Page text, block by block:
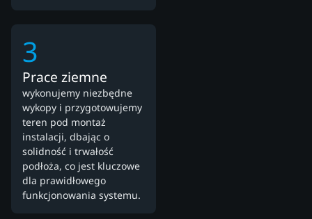
3
Prace ziemne
wykonujemy niezbędne
wykopy i przygotowujemy
teren pod montaż
instalacji, dbając o
solidność i trwałość
podłoża, co jest kluczowe
dla prawidłowego
funkcjonowania systemu.